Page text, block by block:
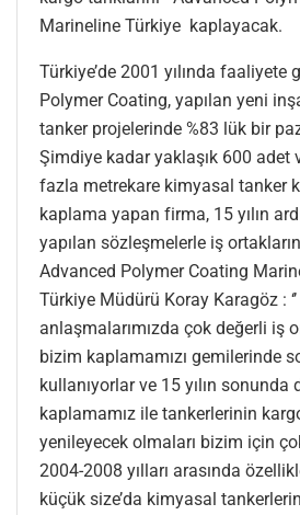
Marineline Türkiye kaplayacak.
Türkiye’de 2001 yılında faaliyete
Polymer Coating, yapılan yeni
tanker projelerinde %83 lük bir
Şimdiye kadar yaklaşık 600 adet
fazla metrekare kimyasal tanker
kaplama yapan firma, 15 yılın
yapılan sözleşmelerle iş
Advanced Polymer Coating
Türkiye Müdürü Koray Karagöz :
anlaşmalarımızda çok değerli iş
bizim kaplamamızı gemilerinde
kullanıyorlar ve 15 yılın sonunda
kaplamamız ile tankerlerinin
yenileyecek olmaları bizim için
2004-2008 yılları arasında
küçük size’da kimyasal